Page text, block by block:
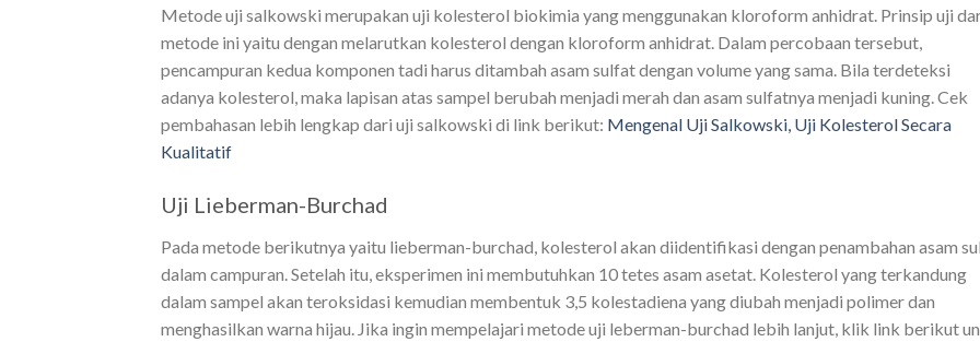
Metode uji salkowski merupakan uji kolesterol biokimia yang menggunakan kloroform anhidrat. Prinsip uji
metode ini yaitu dengan melarutkan kolesterol dengan kloroform anhidrat. Dalam percobaan tersebut,
pencampuran kedua komponen tadi harus ditambah asam sulfat dengan volume yang sama. Bila terdeteksi
adanya kolesterol, maka lapisan atas sampel berubah menjadi merah dan asam sulfatnya menjadi kuning. Cek
pembahasan lebih lengkap dari uji salkowski di link berikut: Mengenal Uji Salkowski, Uji Kolesterol Secara
Kualitatif
Uji Lieberman-Burchad
Pada metode berikutnya yaitu lieberman-burchad, kolesterol akan diidentifikasi dengan penambahan asam
dalam campuran. Setelah itu, eksperimen ini membutuhkan 10 tetes asam asetat. Kolesterol yang terkandung
dalam sampel akan teroksidasi kemudian membentuk 3,5 kolestadiena yang diubah menjadi polimer dan
menghasilkan warna hijau. Jika ingin mempelajari metode uji leberman-burchad lebih lanjut, klik link berikut